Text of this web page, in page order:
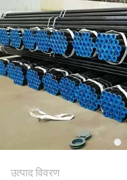
मांगें
साइटमैप
गोपनीयता
उत्पाद विवरण